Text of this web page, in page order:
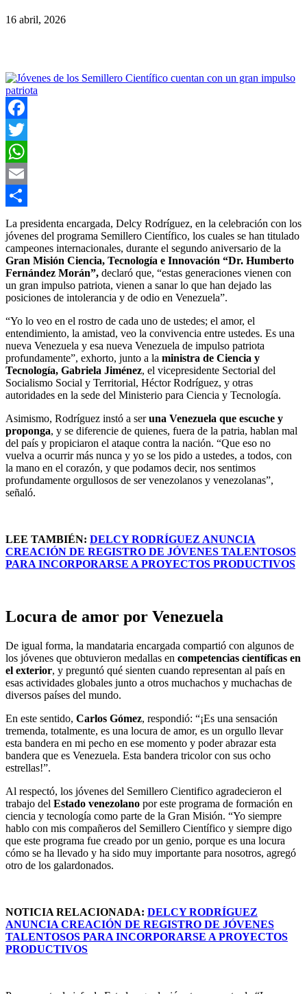
16 abril, 2026
Facebook
Twitter
WhatsApp
Email
Compartir
La presidenta encargada, Delcy Rodríguez, en la celebración con los
jóvenes del programa Semillero Científico, los cuales se han titulado
campeones internacionales, durante el segundo aniversario de la
Gran Misión Ciencia, Tecnología e Innovación “Dr. Humberto
Fernández Morán”, declaró que, “estas generaciones vienen con
un gran impulso patriota, vienen a sanar lo que han dejado las
posiciones de intolerancia y de odio en Venezuela”.
“Yo lo veo en el rostro de cada uno de ustedes; el amor, el
entendimiento, la amistad, veo la convivencia entre ustedes. Es una
nueva Venezuela y esa nueva Venezuela de impulso patriota
profundamente”, exhorto, junto a la ministra de Ciencia y
Tecnología, Gabriela Jiménez, el vicepresidente Sectorial del
Socialismo Social y Territorial, Héctor Rodríguez, y otras
autoridades en la sede del Ministerio para Ciencia y Tecnología.
Asimismo, Rodríguez instó a seruna Venezuela que escuche y
proponga, y se diferencie de quienes, fuera de la patria, hablan mal
del país y propiciaron el ataque contra la nación. “Que eso no
vuelva a ocurrir más nunca y yo se los pido a ustedes, a todos, con
la mano en el corazón, y que podamos decir, nos sentimos
profundamente orgullosos de ser venezolanos y venezolanas”,
señaló.
LEE TAMBIÉN: DELCY RODRÍGUEZ ANUNCIA
CREACIÓN DE REGISTRO DE JÓVENES TALENTOSOS
PARA INCORPORARSE A PROYECTOS PRODUCTIVOS
Locura de amor por Venezuela
De igual forma, la mandataria encargada compartió con algunos de
los jóvenes que obtuvieron medallas en competencias científicas en
el exterior, y preguntó qué sienten cuando representan al país en
esas actividades globales junto a otros muchachos y muchachas de
diversos países del mundo.
En este sentido, Carlos Gómez, respondió: “¡Es una sensación
tremenda, totalmente, es una locura de amor, es un orgullo llevar
esta bandera en mi pecho en ese momento y poder abrazar esta
bandera que es Venezuela. Esta bandera tricolor con sus ocho
estrellas!”.
Al respectó, los jóvenes del Semillero Cientifico agradecieron el
trabajo del Estado venezolano por este programa de formación en
ciencia y tecnología como parte de la Gran Misión. “Yo siempre
hablo con mis compañeros del Semillero Científico y siempre digo
que este programa fue creado por un genio, porque es una locura
cómo se ha llevado y ha sido muy importante para nosotros, agregó
otro de los galardonados.
NOTICIA RELACIONADA: DELCY RODRÍGUEZ
ANUNCIA CREACIÓN DE REGISTRO DE JÓVENES
TALENTOSOS PARA INCORPORARSE A PROYECTOS
PRODUCTIVOS